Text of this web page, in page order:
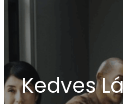
Kedves